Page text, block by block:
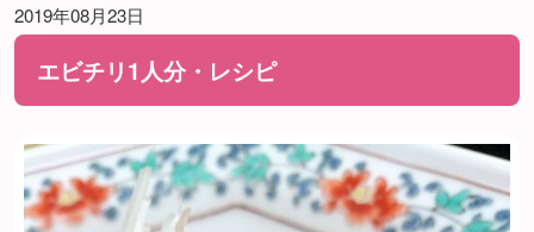
2019年08月23日
エビチリ1人分・レシピ